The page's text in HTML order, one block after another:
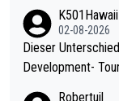
K501Hawaii
02-08-2026
Dieser Unterschied im
Development-
Robertuil